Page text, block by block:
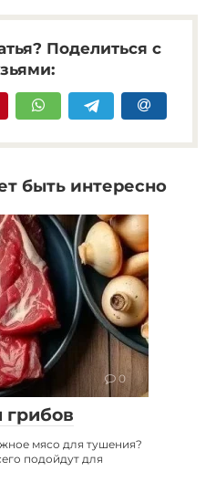
Поделиться с
быть интересно
0
грибов
мясо для тушения?
подойдут для